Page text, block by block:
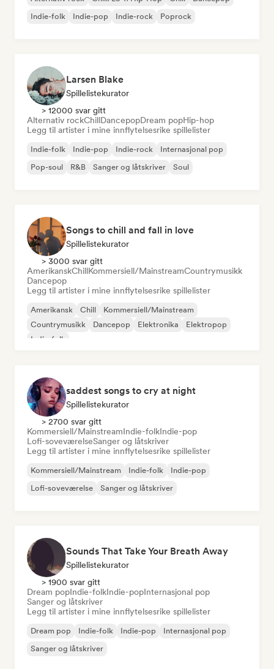
Indie-folk
Indie-pop Indie-rock Poprock
Larsen Blake
Spillelistekurator
> 12000 svar gitt
Alternativ rockChillDancepopDream popHip-hop
Legg til artister i mine innflytelsesrike spillelister
Indie-folk Indie-pop Indie-rock
Internasjonal pop
Pop-soul
R&B Sanger og låtskriver Soul
Songs to chill and fall in love
Spillelistekurator
> 3000 svar gitt
AmerikanskChillKommersiell/MainstreamCountrymusikk
Dancepop
Legg til artister i mine innflytelsesrike spillelister
Amerikansk Chill
Kommersiell/Mainstream
Countrymusikk
Dancepop Elektronika
Elektropop
Indie-folk
saddest songs to cry at night
Spillelistekurator
> 2700 svar gitt
Kommersiell/MainstreamIndie-folkIndie-pop
Lofi-soveværelseSanger og låtskriver
Legg til artister i mine innflytelsesrike spillelister
Kommersiell/Mainstream Indie-folk
Indie-pop
Lofi-soveværelse
Sanger og låtskriver
Sounds That Take Your Breath Away
Spillelistekurator
> 1900 svar gitt
Dream popIndie-folkIndie-popInternasjonal pop
Sanger og låtskriver
Legg til artister i mine innflytelsesrike spillelister
Dream pop Indie-folk Indie-pop
Internasjonal pop
Sanger og låtskriver